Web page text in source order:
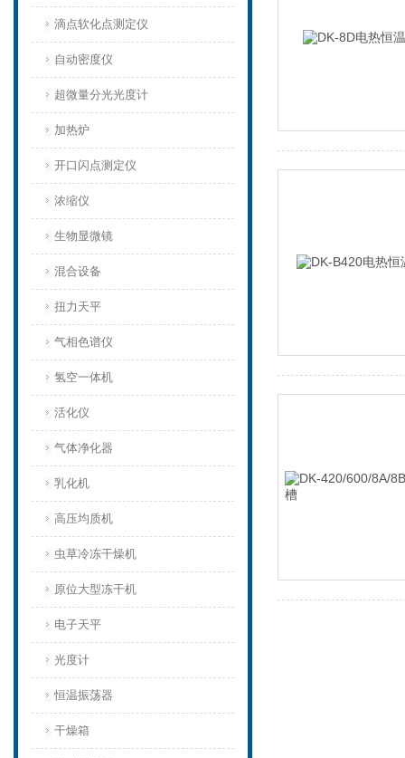
滴点软化点测定仪
自动密度仪
超微量分光光度计
加热炉
开口闪点测定仪
浓缩仪
生物显微镜
混合设备
扭力天平
气相色谱仪
氢空一体机
活化仪
气体净化器
乳化机
高压均质机
虫草冷冻干燥机
原位大型冻干机
电子天平
光度计
恒温振荡器
干燥箱